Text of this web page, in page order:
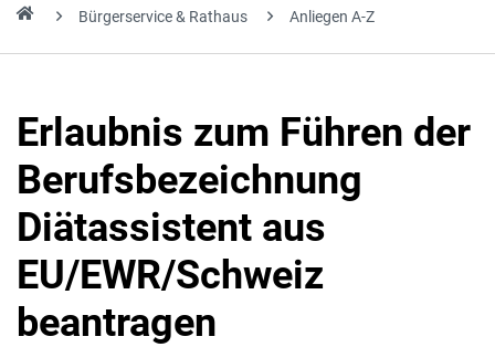
Bürgerservice & Rathaus Anliegen A-Z
Erlaubnis zum Führen der
Berufsbezeichnung
Diätassistent aus
EU/EWR/Schweiz
beantragen